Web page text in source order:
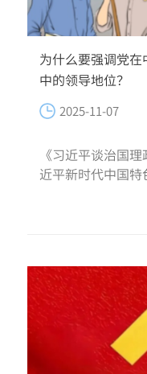
为什么要强调党
中的领导地位？
2025-11-07
《习近平谈治国
近平新时代中国